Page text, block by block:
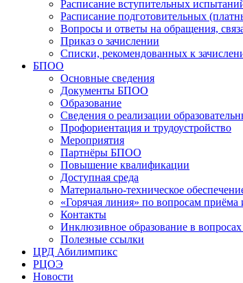
Расписание вступительных
Расписание подготовительных
Вопросы и ответы на обращения,
Приказ о зачислении
Списки, рекомендованных к
БПОО
Основные сведения
Документы БПОО
Образование
Сведения о реализации
Профориентация и трудоустройство
Мероприятия
Партнёры БПОО
Повышение квалификации
Доступная среда
Материально-техническое
«Горячая линия» по вопросам
Контакты
Инклюзивное образование в вопросах
Полезные ссылки
ЦРД Абилимпикс
РЦОЭ
Новости